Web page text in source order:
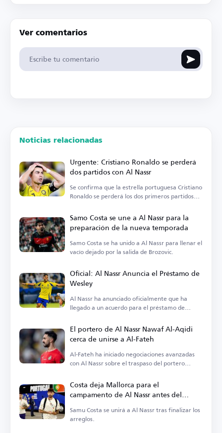
Ver comentarios
Noticias relacionadas
Urgente: Cristiano Ronaldo se perderá
dos partidos con Al Nassr
Se confirma que la estrella portuguesa Cristiano
Ronaldo se perderá los dos primeros partidos
Samo Costa se une a Al Nassr para la
preparación de la nueva temporada
Samo Costa se ha unido a Al Nassr para llenar el
vacío dejado por la salida de Brozovic.
Oficial: Al Nassr Anuncia el Préstamo de
Wesley
Al Nassr ha anunciado oficialmente que ha
llegado a un acuerdo para el préstamo de
El portero de Al Nassr Nawaf Al-Aqidi
cerca de unirse a Al-Fateh
Al-Fateh ha iniciado negociaciones avanzadas
con Al Nassr sobre el traspaso del portero
Costa deja Mallorca para el
campamento de Al Nassr antes del
Samu Costa se unirá a Al Nassr tras finalizar los
arreglos.